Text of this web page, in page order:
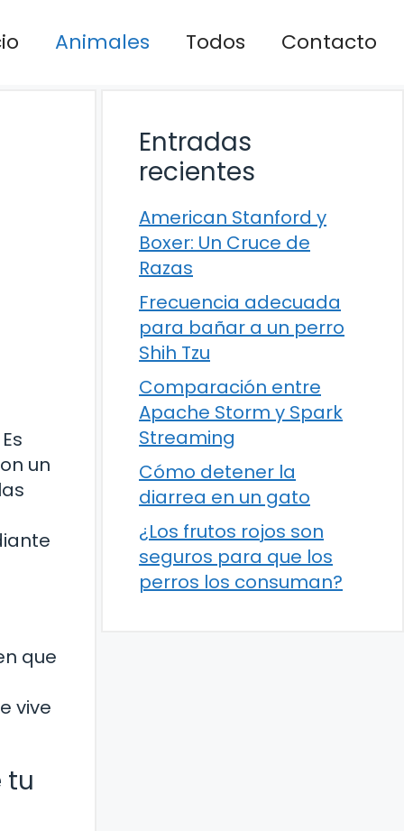
Animales Todos Contacto
un
que
vive
tu
Entradas
recientes
American Stanford y
Boxer: Un Cruce de
Razas
Frecuencia adecuada
para bañar a un perro
Shih Tzu
Comparación entre
Apache Storm y Spark
Streaming
Cómo detener la
diarrea en un gato
¿Los frutos rojos son
seguros para que los
perros los consuman?